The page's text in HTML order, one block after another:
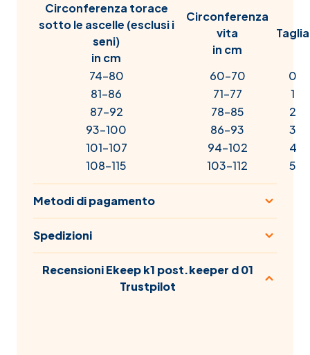
Circonferenza torace
sotto le ascelle (esclusi i
seni)
in cm
Circonferenza
vita
in cm
Taglia
74-80 60-70
0
81-86
71-77
1
87-92
78-85
2
93-100
86-93
3
101-107
94-102
4
108-115
103-112 5
Metodi di pagamento
Spedizioni
Recensioni Ekeep k1 post.keeper d 01
Trustpilot